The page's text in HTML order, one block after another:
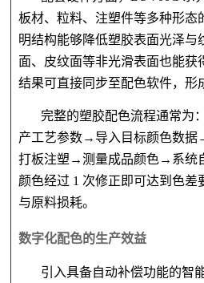
板材、粒料、注塑件等多种形态
明结构能够降低塑胶表面光泽与
面、皮纹面等非光滑表面也能获
结果可直接同步至配色软件，形
完整的塑胶配色流程通常为
产工艺参数→导入目标颜色数
打板注塑→测量成品颜色→系统
颜色经过 1 次修正即可达到色差
与原料损耗。
数字化配色的生产效益
引入具备自动补偿功能的智